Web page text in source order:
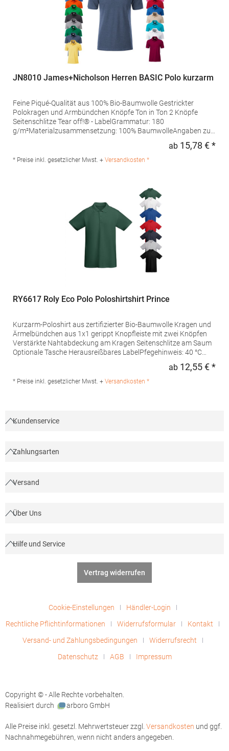
JN8010 James+Nicholson Herren BASIC Polo kurzarm
Feine Piqué-Qualität aus 100% Bio-Baumwolle Gestrickter
Polokragen und Armbündchen Knöpfe Ton in Ton 2 Knöpfe
Seitenschlitze Tear off!® - LabelGrammatur: 180
g/m²Materialzusammensetzung: 100% BaumwolleAngaben zur
GmbH Vor dem Weißen Stein 25-31 72461 Albstadt Deutschland
E-Mail: info@daiber.de
ab 15,78 € *
* Preise inkl. gesetzlicher Mwst. + Versandkosten *
RY6617 Roly Eco Polo Poloshirtshirt Prince
Kurzarm-Poloshirt aus zertifizierter Bio-Baumwolle Kragen und
Ärmelbündchen aus 1x1 gerippt Knopfleiste mit zwei Knöpfen
Verstärkte Nahtabdeckung am Kragen Seitenschlitze am Saum
Optionale Tasche Herausreißbares LabelPfegehinweis: 40 °C
g/m²Materialzusammensetzung: 100% Baumwolle (Heather
Grey: 85% Baumwolle / 15% Viskose)Angaben zur
ab 12,55 € *
* Preise inkl. gesetzlicher Mwst. + Versandkosten *
Kundenservice
Zahlungsarten
Versand
Über Uns
Hilfe und Service
Vertrag widerrufen
Cookie-Einstellungen
Händler-Login
Rechtliche Pflichtinformationen
Widerrufsformular
Kontakt
Versand- und Zahlungsbedingungen
Widerrufsrecht
Datenschutz
AGB Impressum
Copyright © - Alle Rechte vorbehalten.
Realisiert durch
arboro GmbH
Alle Preise inkl. gesetzl. Mehrwertsteuer zzgl. Versandkosten und ggf.
Nachnahmegebühren, wenn nicht anders angegeben.